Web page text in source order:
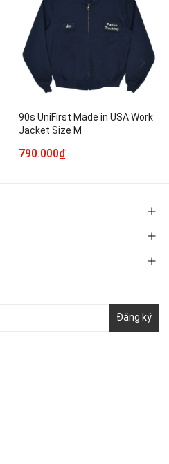
90s UniFirst Made in USA Work
Jacket Size M
790.000₫
Đăng ký